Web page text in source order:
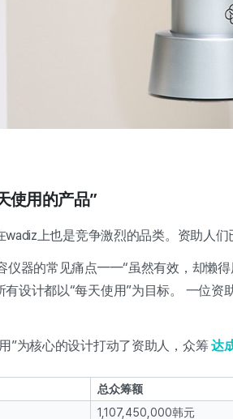
使用的产品”
wadiz上也是竞争激烈的品类。资助人
仪器的常见痛点——“虽然有效，却懒
有设计都以“每天使用”为目标。 一位
”为核心的设计打动了资助人，众筹达
总众筹额
1,107,450,000韩元